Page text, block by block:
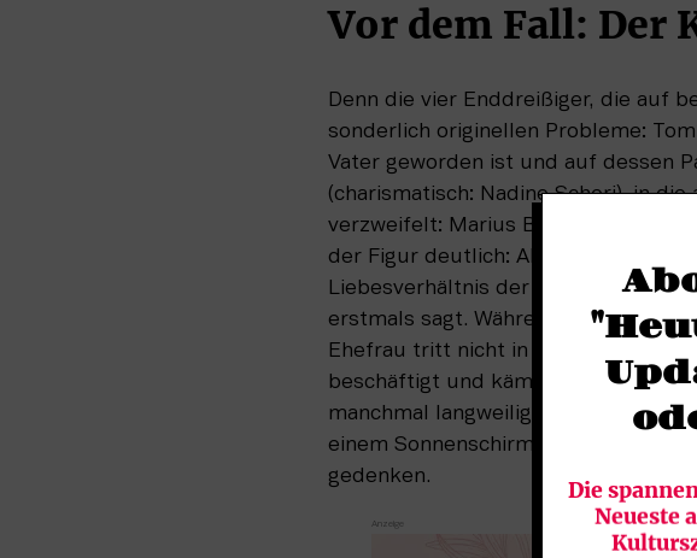
Vor dem Fall: Der
Denn die vier Enddreißiger, die auf
sonderlich originellen Probleme:
Vater geworden ist und auf dessen
(charismatisch: Nadine Schori), in
verzweifelt: Marius Bistritzky) schon
der Figur deutlich: Alexander
Liebesverhältnis der Freunde und
erstmals sagt. Während jenseits
Ehefrau tritt nicht in Erscheinung)
beschäftigt und kämpfen darum,
manchmal langweilig und in
einem Sonnenschirm sitzend und
gedenken.
Die
Neueste